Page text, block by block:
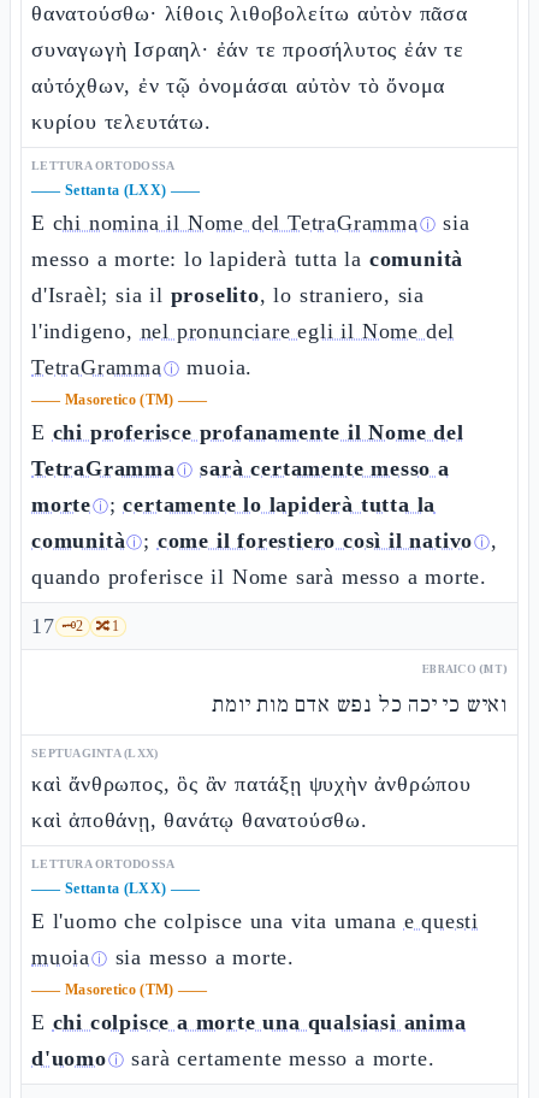
θανατούσθω· λίθοις λιθοβολείτω αὐτὸν πᾶσα
συναγωγὴ Ισραηλ· ἐάν τε προσήλυτος ἐάν τε
αὐτόχθων, ἐν τῷ ὀνομάσαι αὐτὸν τὸ ὄνομα
κυρίου τελευτάτω.
LETTURA ORTODOSSA
—— Settanta (LXX) ——
E chi nomina il Nome del TetraGrammaⓘ sia
messo a morte: lo lapiderà tutta la comunità
d'Israèl; sia il proselito, lo straniero, sia
l'indigeno, nel pronunciare egli il Nome del
TetraGrammaⓘ muoia.
—— Masoretico (TM) ——
E chi proferisce profanamente il Nome del
TetraGrammaⓘ sarà certamente messo a
morteⓘ;certamente lo lapiderà tutta la
comunitàⓘ; come il forestiero così il nativoⓘ,
quando proferisce il Nome sarà messo a morte.
17 🗝️2 🔀1
EBRAICO (MT)
ואיש כי יכה כל נפש אדם מות יומת
SEPTUAGINTA (LXX)
καὶ ἄνθρωπος, ὃς ἂν πατάξῃ ψυχὴν ἀνθρώπου
καὶ ἀποθάνῃ, θανάτῳ θανατούσθω.
LETTURA ORTODOSSA
—— Settanta (LXX) ——
E l'uomo che colpisce una vita umana e questi
muoiaⓘ sia messo a morte.
—— Masoretico (TM) ——
E chi colpisce a morte una qualsiasi anima
d'uomoⓘ sarà certamente messo a morte.